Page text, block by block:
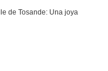
de Tosande: Una joya